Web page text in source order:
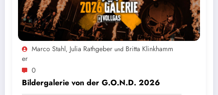
Marco Stahl, Julia Rathgeber und Britta Klinkhamm
Er
0
Bildergalerie von der G.O.N.D. 2026